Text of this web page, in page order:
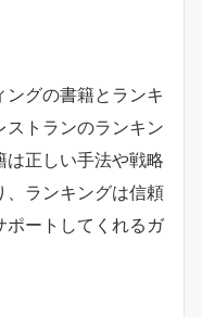
グの書籍とランキ
ストランのランキン
は正しい手法や戦略
、ランキングは信頼
ポートしてくれるガ